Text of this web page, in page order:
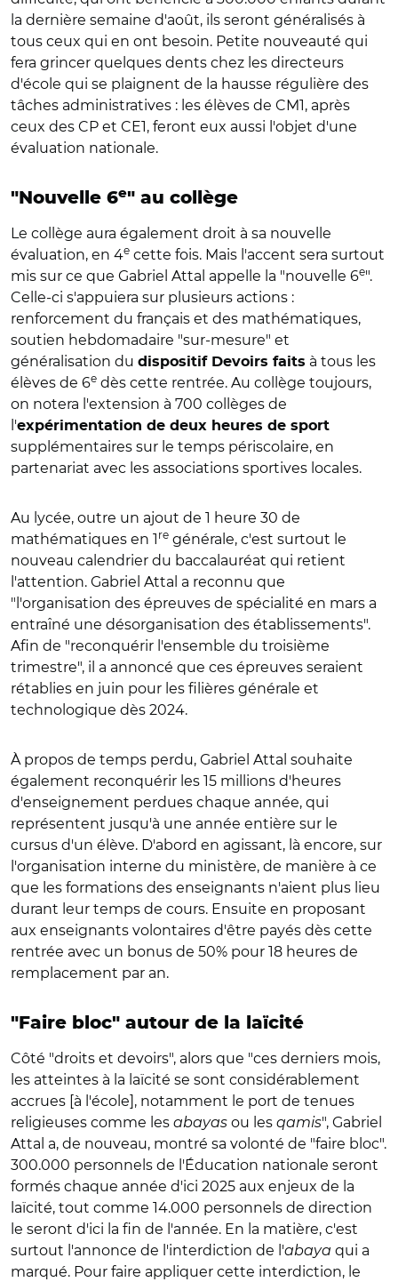
la dernière semaine d'août, ils seront généralisés à
tous ceux qui en ont besoin. Petite nouveauté qui
fera grincer quelques dents chez les directeurs
d'école qui se plaignent de la hausse régulière des
tâches administratives : les élèves de CM1, après
ceux des CP et CE1, feront eux aussi l'objet d'une
évaluation nationale.
"Nouvelle 6e" au collège
Le collège aura également droit à sa nouvelle
évaluation, en 4e cette fois. Mais l'accent sera surtout
mis sur ce que Gabriel Attal appelle la "nouvelle 6e".
Celle-ci s'appuiera sur plusieurs actions :
renforcement du français et des mathématiques,
soutien hebdomadaire "sur-mesure" et
généralisation du dispositif Devoirs faits à tous les
élèves de 6e dès cette rentrée. Au collège toujours,
on notera l'extension à 700 collèges de
l'expérimentation de deux heures de sport
supplémentaires sur le temps périscolaire, en
partenariat avec les associations sportives locales.
Au lycée, outre un ajout de 1 heure 30 de
mathématiques en 1 re générale, c'est surtout le
nouveau calendrier du baccalauréat qui retient
l'attention. Gabriel Attal a reconnu que
"l'organisation des épreuves de spécialité en mars a
entraîné une désorganisation des établissements".
Afin de "reconquérir l'ensemble du troisième
trimestre", il a annoncé que ces épreuves seraient
rétablies en juin pour les filières générale et
technologique dès 2024.
À propos de temps perdu, Gabriel Attal souhaite
également reconquérir les 15 millions d'heures
d'enseignement perdues chaque année, qui
représentent jusqu'à une année entière sur le
cursus d'un élève. D'abord en agissant, là encore, sur
l'organisation interne du ministère, de manière à ce
que les formations des enseignants n'aient plus lieu
durant leur temps de cours. Ensuite en proposant
aux enseignants volontaires d'être payés dès cette
rentrée avec un bonus de 50% pour 18 heures de
remplacement par an.
"Faire bloc" autour de la laïcité
Côté "droits et devoirs", alors que "ces derniers mois,
les atteintes à la laïcité se sont considérablement
accrues [à l'école], notamment le port de tenues
religieuses comme les abayas ou les qamis", Gabriel
Attal a, de nouveau, montré sa volonté de "faire bloc".
300.000 personnels de l'Éducation nationale seront
formés chaque année d'ici 2025 aux enjeux de la
laïcité, tout comme 14.000 personnels de direction
le seront d'ici la fin de l'année. En la matière, c'est
surtout l'annonce de l'interdiction de l'abaya qui a
marqué. Pour faire appliquer cette interdiction, le